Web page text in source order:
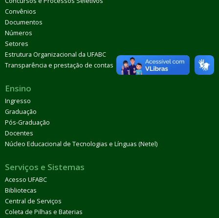
Convênios
Documentos
Números
Setores
Estrutura Organizacional da UFABC
Transparência e prestação de contas
Ensino
Ingresso
Graduação
Pós-Graduação
Docentes
Núcleo Educacional de Tecnologias e Línguas (Netel)
Serviços e Sistemas
Acesso UFABC
Bibliotecas
Central de Serviços
Coleta de Pilhas e Baterias